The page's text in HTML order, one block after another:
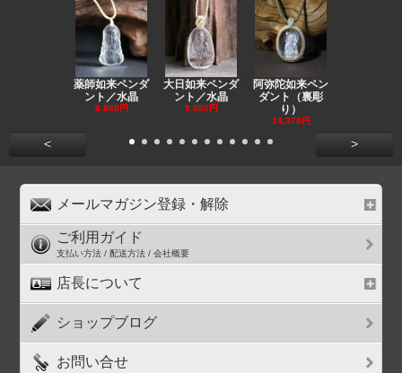
薬師如来ペンダ
ント／水晶
8,860円
大日如来ペンダ
ント／水晶
9,550円
阿弥陀如来ペン
ダント（裏彫
り）
14,370円
< >
メールマガジン登録・解除
ご利用ガイド
支払い方法 / 配送方法 / 会社概要
店長について
ショップブログ
お問い合せ